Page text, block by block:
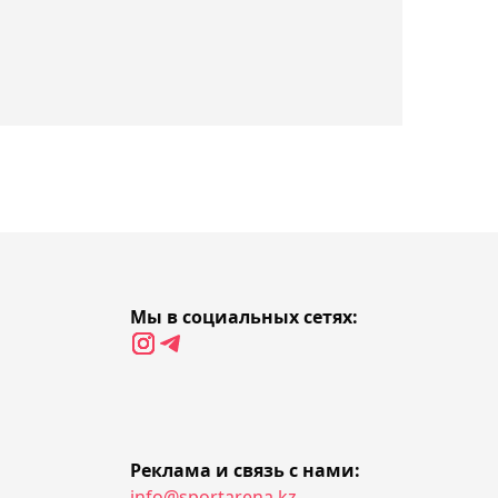
Студенты Казахстана
университетов
10:03, Сегодня
09:45, Сегодня
Мы в социальных сетях:
Реклама и связь с нами: